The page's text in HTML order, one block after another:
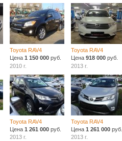
Toyota RAV4
Цена 1 150 000руб.
2010 г.
Toyota RAV4
Цена 918 000руб.
2013 г.
Toyota RAV4
Цена 1 261 000руб.
2013 г.
Toyota RAV4
Цена 1 261 000руб.
2013 г.